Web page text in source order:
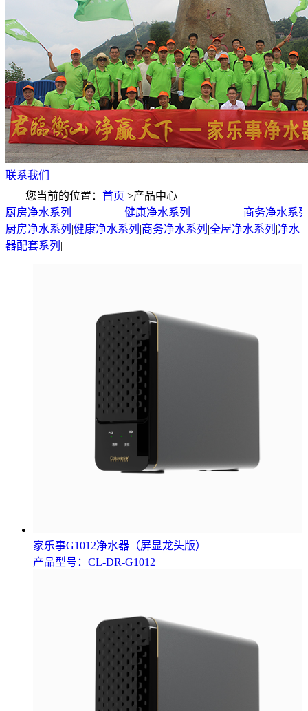
联系我们
您当前的位置： 首页 >产品中心
厨房净水系列
健康净水系列
商务净水系
厨房净水系列 |健康净水系列 |商务净水系列 |全屋净水系列 |净水
器配套系列 |
家乐事G1012净水器（屏显龙头版）
产品型号：CL-DR-G1012